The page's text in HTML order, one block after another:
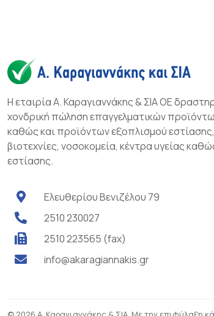
Η εταιρία Α. Καραγιαννάκης & ΣΙΑ ΟΕ
χονδρική πώληση επαγγελματικών
καθώς και προϊόντων εξοπλισμού εστίασης,
βιοτεχνίες, νοσοκομεία, κέντρα υγείας
εστίασης.
Ελευθερίου Βενιζέλου 79
2510 230027
2510 223565 (fax)
info@akaragiannakis.gr